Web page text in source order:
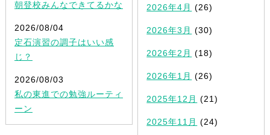
朝登校みんなできてるかな
2026/08/04
定石演習の調子はいい感
じ？
2026/08/03
私の東進での勉強ルーティ
ーン
2026年4月 (26)
2026年3月 (30)
2026年2月 (18)
2026年1月 (26)
2025年12月 (21)
2025年11月 (24)